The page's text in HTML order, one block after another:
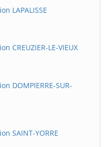
LAPALISSE
CREUZIER-LE-VIEUX
DOMPIERRE-SUR-
SAINT-YORRE